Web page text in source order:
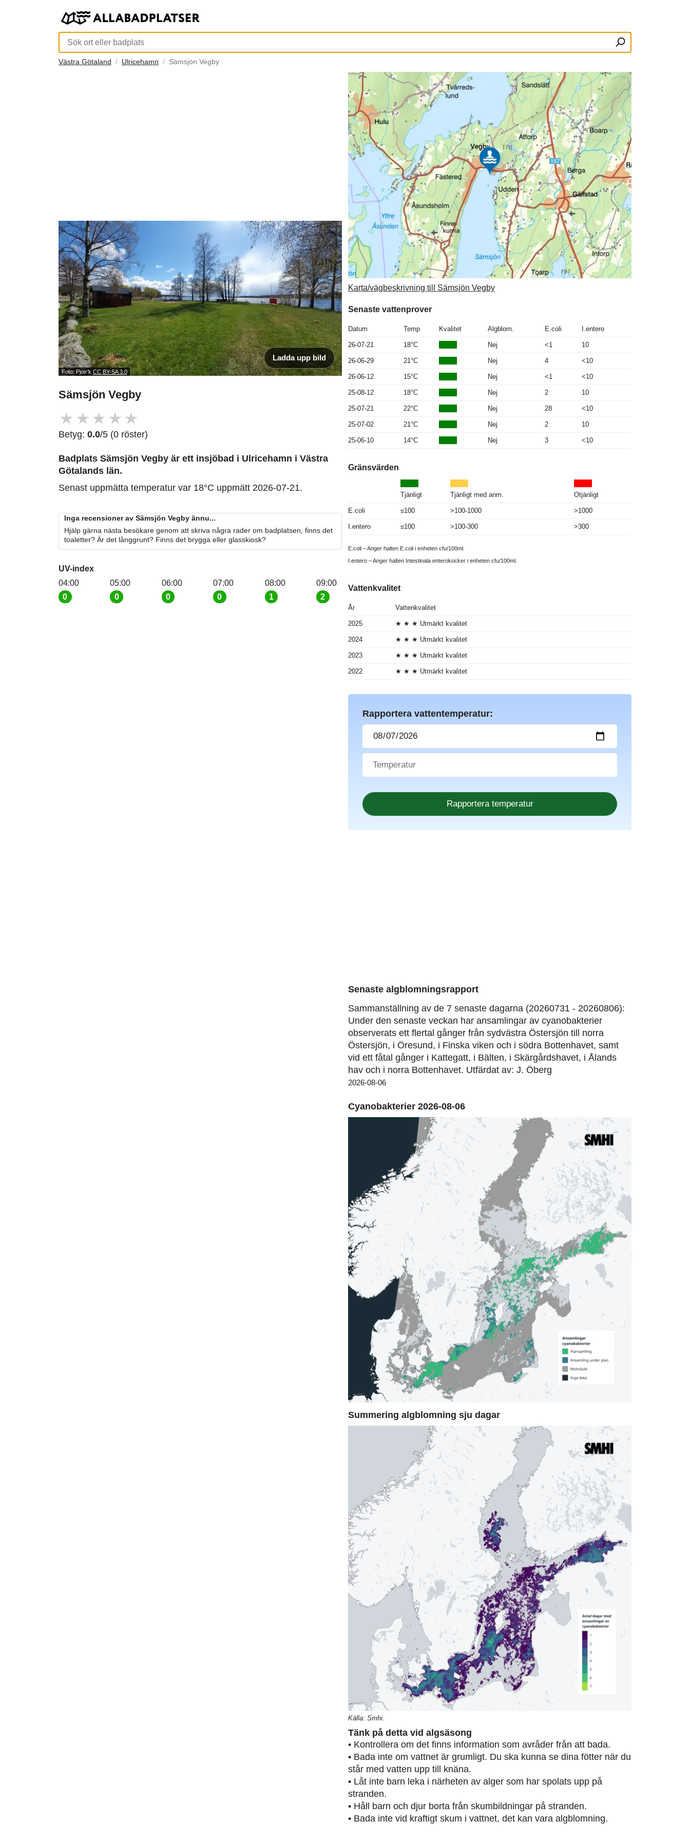
Västra Götaland Ulricehamn Sämsjön Vegby
Foto: Pjotr'k CC BY-SA 3.0
Ladda upp bild
Sämsjön Vegby
★ ★ ★ ★ ★
Betyg: 0.0/5 (0 röster)
Badplats Sämsjön Vegby är ett insjöbad i Ulricehamn i Västra
Götalands län.
Senast uppmätta temperatur var 18°C uppmätt 2026-07-21.
Inga recensioner av Sämsjön Vegby ännu...
Hjälp gärna nästa besökare genom att skriva några rader om badplatsen, finns det
toaletter? Är det långgrunt? Finns det brygga eller glasskiosk?
UV-index
04:00
0
05:00
0
06:00
0
07:00
0
08:00
1
09:00
2
Karta/vägbeskrivning till Sämsjön Vegby
Senaste vattenprover
Datum Temp Kvalitet Algblom. E.coli I.entero
26-07-21 18°C Nej <1 10
26-06-29 21°C Nej 4 <10
26-06-12 15°C Nej <1 <10
25-08-12 18°C Nej 2 10
25-07-21 22°C Nej 28 <10
25-07-02 21°C Nej 2 10
25-06-10 14°C Nej 3 <10
Gränsvärden
Tjänligt Tjänligt med anm. Otjänligt
E.coli ≤100 >100-1000 >1000
I.entero ≤100 >100-300 >300
E.coli – Anger halten E.coli i enheten cfu/100ml.
I.entero – Anger halten Intestinala enterokocker i enheten cfu/100ml.
Vattenkvalitet
År Vattenkvalitet
2025 ★ ★ ★ Utmärkt kvalitet
2024 ★ ★ ★ Utmärkt kvalitet
2023 ★ ★ ★ Utmärkt kvalitet
2022 ★ ★ ★ Utmärkt kvalitet
Rapportera vattentemperatur:
Senaste algblomningsrapport
Sammanställning av de 7 senaste dagarna (20260731 - 20260806):
Under den senaste veckan har ansamlingar av cyanobakterier
observerats ett flertal gånger från sydvästra Östersjön till norra
Östersjön, i Öresund, i Finska viken och i södra Bottenhavet, samt
vid ett fåtal gånger i Kattegatt, i Bälten, i Skärgårdshavet, i Ålands
hav och i norra Bottenhavet. Utfärdat av: J. Öberg
2026-08-06
Cyanobakterier 2026-08-06
Summering algblomning sju dagar
Källa: Smhi.
Tänk på detta vid algsäsong
• Kontrollera om det finns information som avråder från att bada.
• Bada inte om vattnet är grumligt. Du ska kunna se dina fötter när du
står med vatten upp till knäna.
• Låt inte barn leka i närheten av alger som har spolats upp på
stranden.
• Håll barn och djur borta från skumbildningar på stranden.
• Bada inte vid kraftigt skum i vattnet, det kan vara algblomning.